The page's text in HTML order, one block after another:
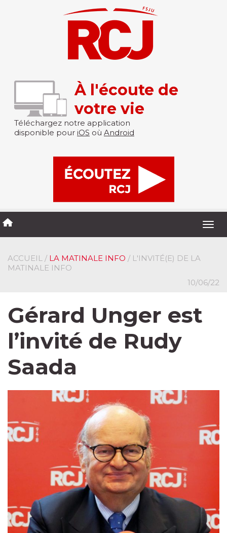
À l'écoute de
votre vie
Téléchargez notre application
disponible pour iOS où Android
ACCUEIL / LA MATINALE INFO / L'INVITÉ(E) DE LA
MATINALE INFO
10/06/22
Gérard Unger est
l’invité de Rudy
Saada